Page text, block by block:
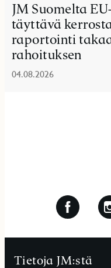
JM Suomelta
täyttävä
raportointi
rahoituksen
04.08.2026
Tietoja JM:stä